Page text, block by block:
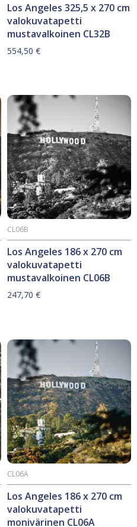
Los Angeles 325,5 x 270 cm
valokuvatapetti
mustavalkoinen CL32B
554,50 €
Los Angeles 186 x 270 cm
valokuvatapetti
mustavalkoinen CL06B
CL06B
247,70 €
Los Angeles 186 x 270 cm
valokuvatapetti
monivärinen CL06A
CL06A